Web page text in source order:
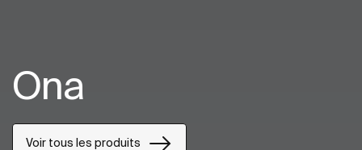
Ona
Voir tous les produits